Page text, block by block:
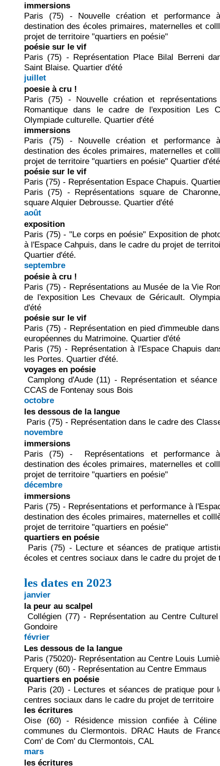
immersions
Paris (75) - Nouvelle création et performance
destination des écoles primaires, maternelles et
projet de territoire "quartiers en poésie"
poésie sur le vif
Paris (75) - Représentation Place Bilal Berreni
Saint Blaise. Quartier d'été
juillet
poesie à cru !
Paris (75) - Nouvelle création et
Romantique dans le cadre de l'exposition Les
Olympiade culturelle. Quartier d'été
immersions
Paris (75) - Nouvelle création et performance
destination des écoles primaires, maternelles et
projet de territoire "quartiers en poésie" Quartier d'été
poésie sur le vif
Paris (75) - Représentation Espace Chapuis.
Paris (75) - Représentations square de
square Alquier Debrousse. Quartier d'été
août
exposition
Paris (75) - "Le corps en poésie" Exposition de
à l'Espace Cahpuis, dans le cadre du projet de
Quartier d'été.
septembre
poésie à cru !
Paris (75) - Représentations au Musée de la Vie
de l'exposition Les Chevaux de Géricault.
d'été
poésie sur le vif
Paris (75) - Représentation en pied d'immeuble
européennes du Matrimoine. Quartier d'été
Paris (75) - Représentation à l'Espace Chapuis
les Portes. Quartier d'été.
voyages en poésie
Camplong d'Aude (11) - Représentation et
CCAS de Fontenay sous Bois
octobre
les dessous de la langue
Paris (75) - Représentation dans le cadre des
novembre
immersions
Paris (75) - Représentations et performance
destination des écoles primaires, maternelles et
projet de territoire "quartiers en poésie"
décembre
immersions
Paris (75) - Représentations et performance à
destination des écoles primaires, maternelles et
projet de territoire "quartiers en poésie"
quartiers en poésie
Paris (75) - Lecture et séances de pratique
écoles et centres sociaux dans le cadre du projet de
les dates en 2023
janvier
la peur au scalpel
Collégien (77) - Représentation au Centre
Gondoire
février
Les dessous de la langue
Paris (75020)- Représentation au Centre Louis
Erquery (60) - Représentation au Centre Emmaus
quartiers en poésie
Paris (20) - Lectures et séances de pratique pour
centres sociaux dans le cadre du projet de territoire
les écritures
Oise (60) - Résidence mission confiée à
communes du Clermontois. DRAC Hauts de
Com' de Com' du Clermontois, CAL
mars
les écritures